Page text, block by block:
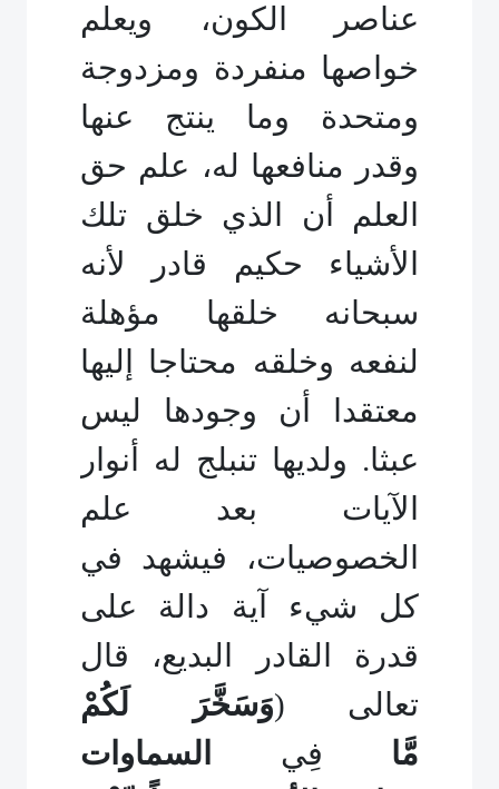
عناصر الكون، ويعلم
خواصها منفردة ومزدوجة
ومتحدة وما ينتج عنها
وقدر منافعها له، علم حق
العلم أن الذي خلق تلك
الأشياء حكيم قادر لأنه
سبحانه خلقها مؤهلة
لنفعه وخلقه محتاجا إليها
معتقدا أن وجودها ليس
عبثا. ولديها تنبلج له أنوار
الآيات بعد علم
الخصوصيات، فيشهد في
كل شيء آية دالة على
قدرة القادر البديع، قال
تعالى (وَسَخَّرَ لَكُمْ
مَّا
فِي
السماوات